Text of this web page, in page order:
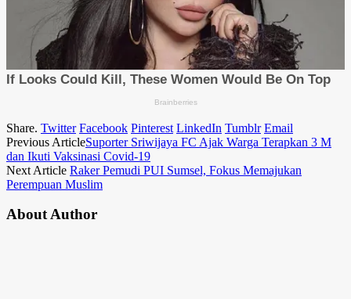
Share. Twitter Facebook Pinterest LinkedIn Tumblr Email
Previous ArticleSuporter Sriwijaya FC Ajak Warga Terapkan 3 M
dan Ikuti Vaksinasi Covid-19
Next Article Raker Pemudi PUI Sumsel, Fokus Memajukan
Perempuan Muslim
About Author